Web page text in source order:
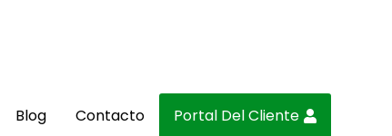
Blog Contacto Portal Del Cliente